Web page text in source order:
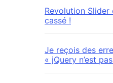
Revolution Slider
cassé !
Je reçois des
« jQuery n’est